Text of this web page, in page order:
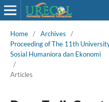
Home / Archives
/
Proceeding of The 11th
Sosial Humaniora dan Ekonomi
/
Articles